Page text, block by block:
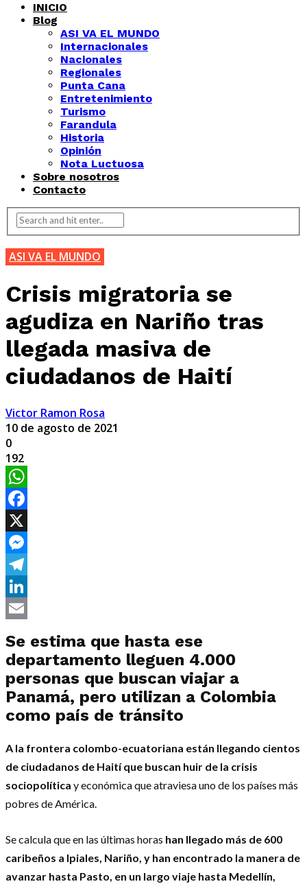
INICIO
Blog
ASI VA EL MUNDO
Internacionales
Nacionales
Regionales
Punta Cana
Entretenimiento
Turismo
Farandula
Historia
Opinión
Nota Luctuosa
Sobre nosotros
Contacto
ASI VA EL MUNDO
Crisis migratoria se
agudiza en Nariño tras
llegada masiva de
ciudadanos de Haití
Victor Ramon Rosa
10 de agosto de 2021
0
192
WhatsApp
Facebook
X
Messenger
Telegram
LinkedIn
Se estima que hasta ese
departamento lleguen 4.000
personas que buscan viajar a
Panamá, pero utilizan a Colombia
como país de tránsito
A la frontera colombo-ecuatoriana están llegando cientos
de ciudadanos de Haití que buscan huir de la crisis
sociopolítica y económica que atraviesa uno de los países más
pobres de América.
Se calcula que en las últimas horas han llegado más de 600
caribeños a Ipiales, Nariño, y han encontrado la manera de
avanzar hasta Pasto, en un largo viaje hasta Medellín,